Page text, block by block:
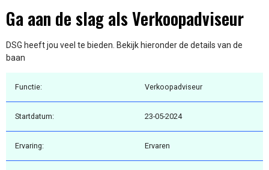
Ga aan de slag als Verkoopadviseur
DSG heeft jou veel te bieden. Bekijk hieronder de details van de
baan
Functie: Verkoopadviseur
Startdatum: 23-05-2024
Ervaring: Ervaren